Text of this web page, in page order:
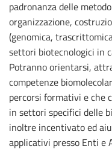
padronanza delle
organizzazione,
(genomica,
settori biotecnologici in
Potranno orientarsi,
competenze
percorsi formativi e che
in settori specifici delle
inoltre incentivato ed
applicativi presso Enti e